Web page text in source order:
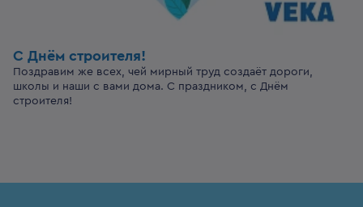
С Днём строителя!
Поздравим же всех, чей мирный труд создаёт дороги,
школы и наши с вами дома. С праздником, с Днём
строителя!